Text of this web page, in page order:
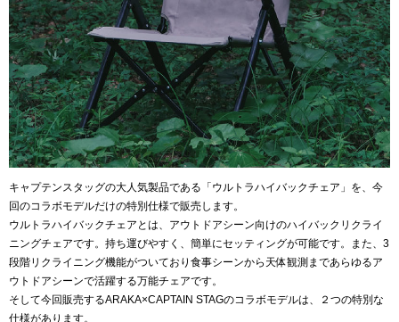
キャプテンスタッグの大人気製品である「ウルトラハイバックチェア」を、今
回のコラボモデルだけの特別仕様で販売します。
ウルトラハイバックチェアとは、アウトドアシーン向けのハイバックリクライ
ニングチェアです。持ち運びやすく、簡単にセッティングが可能です。また、3
段階リクライニング機能がついており食事シーンから天体観測まであらゆるア
ウトドアシーンで活躍する万能チェアです。
そして今回販売するARAKA×CAPTAIN STAGのコラボモデルは、２つの特別な
仕様があります。